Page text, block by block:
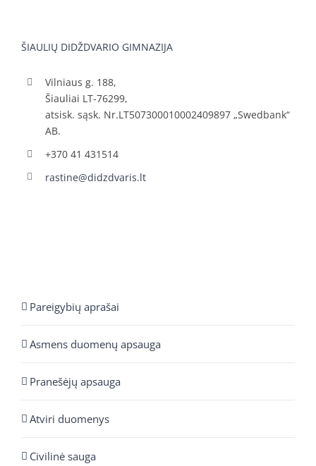
ŠIAULIŲ DIDŽDVARIO GIMNAZIJA
Vilniaus g. 188,
Šiauliai LT-76299,
atsisk. sąsk. Nr.LT507300010002409897 „Swedbank“
AB.
+370 41 431514
rastine@didzdvaris.lt
Pareigybių aprašai
Asmens duomenų apsauga
Pranešėjų apsauga
Atviri duomenys
Civilinė sauga